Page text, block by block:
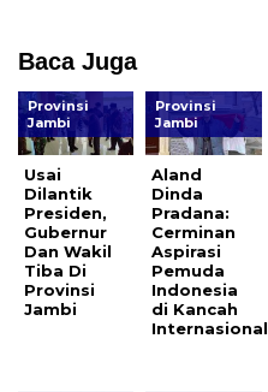
Baca Juga
Provinsi
Jambi
Usai
Dilantik
Presiden,
Gubernur
Dan Wakil
Tiba Di
Provinsi
Jambi
Provinsi
Jambi
Aland
Dinda
Pradana:
Cerminan
Aspirasi
Pemuda
Indonesia
di Kancah
Internasional